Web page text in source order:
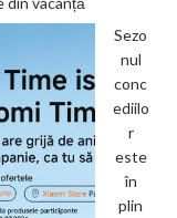
Sezo
nul
conc
ediilo
r
este
în
plin